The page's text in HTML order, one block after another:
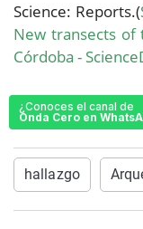
Science: Reports.(
New transects
Córdoba -
¿Conoces el canal de
Onda Cero en
hallazgo